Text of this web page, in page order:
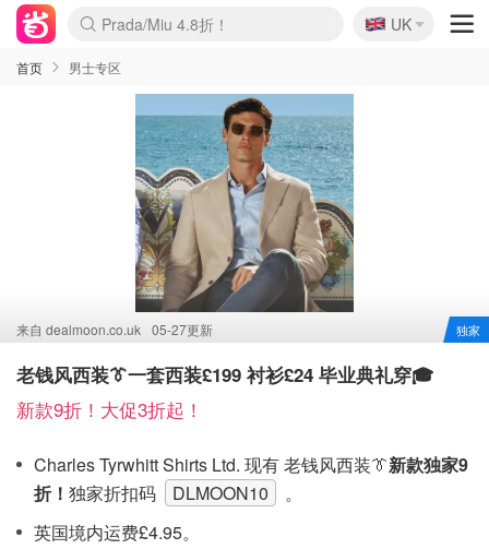
麦卢卡蜂蜜夏促！个位数！
Prada/Miu 4.8折！
啥？必胜客披萨5折！
🇬🇧
UK
首页 男士专区
来自 dealmoon.co.uk 05-27更新 独家
老钱风西装👔一套西装£199 衬衫£24 毕业典礼穿🎓
新款9折！大促3折起！
Charles Tyrwhitt Shirts Ltd. 现有 老钱风西装👔新款独家9
折！ 独家折扣码 DLMOON10
。
英国境内运费£4.95。